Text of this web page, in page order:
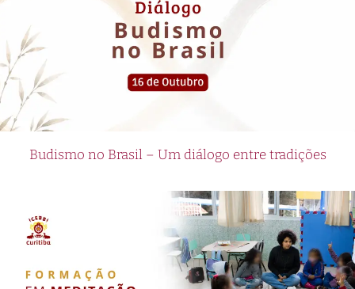
Budismo no Brasil – Um diálogo entre tradições